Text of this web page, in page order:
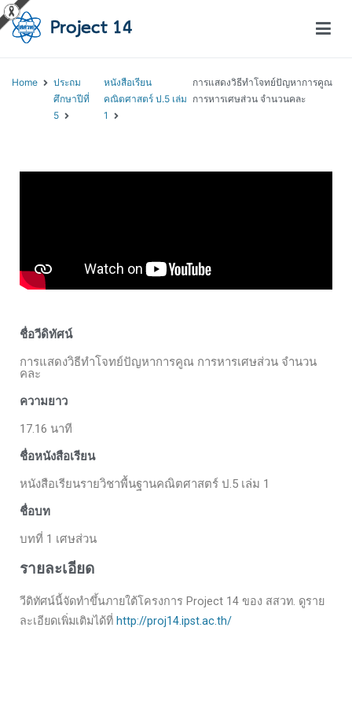
Home
ประถม
ศึกษาปีที่
5
หนังสือเรียน
คณิตศาสตร์ ป.5 เล่ม
1
การแสดงวิธีทำโจทย์ปัญหาการคูณ
การหารเศษส่วน จำนวนคละ
ชื่อวีดิทัศน์
การแสดงวิธีทำโจทย์ปัญหาการคูณ การหารเศษส่วน จำนวน
คละ
ความยาว
17.16 นาที
ชื่อหนังสือเรียน
หนังสือเรียนรายวิชาพื้นฐานคณิตศาสตร์ ป.5 เล่ม 1
ชื่อบท
บทที่ 1 เศษส่วน
รายละเอียด
วีดิทัศน์นี้จัดทำขึ้นภายใต้โครงการ Project 14 ของ สสวท. ดูราย
ละเอียดเพิ่มเติมได้ที่ http://proj14.ipst.ac.th/